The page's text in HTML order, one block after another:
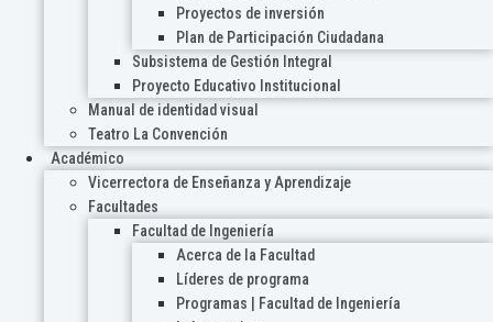
Proyectos de inversión
Plan de Participación Ciudadana
Subsistema de Gestión Integral
Proyecto Educativo Institucional
Manual de identidad visual
Teatro La Convención
Académico
Vicerrectora de Enseñanza y Aprendizaje
Facultades
Facultad de Ingeniería
Acerca de la Facultad
Líderes de programa
Programas | Facultad de Ingeniería